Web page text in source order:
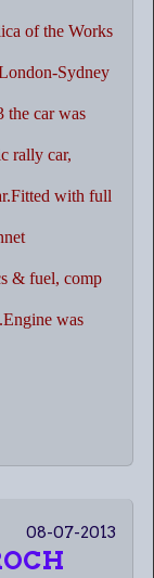
of the Works
Sydney
the car was
rally car,
with full
& fuel, comp
was
08-07-2013